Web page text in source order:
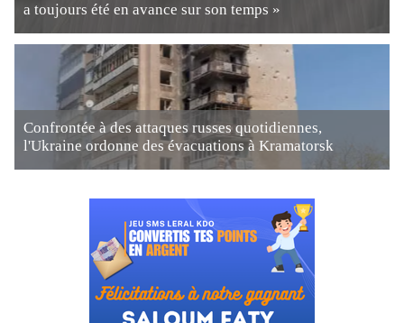
a toujours été en avance sur son temps »
Confrontée à des attaques russes quotidiennes,
l'Ukraine ordonne des évacuations à Kramatorsk